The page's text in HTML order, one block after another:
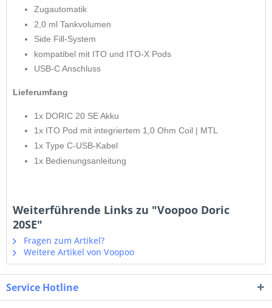
Zugautomatik
2,0 ml Tankvolumen
Side Fill-System
kompatibel mit ITO und ITO-X Pods
USB-C Anschluss
Lieferumfang
1x DORIC 20 SE Akku
1x ITO Pod mit integriertem 1,0 Ohm Coil | MTL
1x Type C-USB-Kabel
1x Bedienungsanleitung
Weiterführende Links zu "Voopoo Doric
20SE"
Fragen zum Artikel?
Weitere Artikel von Voopoo
Service Hotline